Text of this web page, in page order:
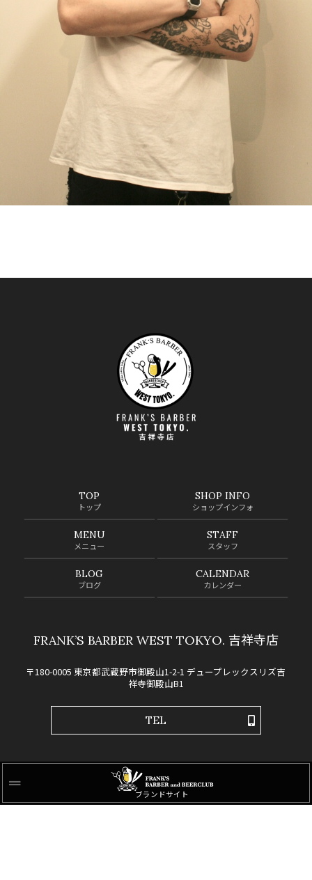
ブランドサイト
TOP
トップ
SHOP INFO
ショップインフォ
MENU
メニュー
STAFF
スタッフ
BLOG
ブログ
CALENDAR
カレンダー
FRANK’S BARBER WEST TOKYO. 吉祥寺店
〒180-0005 東京都武蔵野市御殿山1-2-1 デュープレックスリズ吉
祥寺御殿山B1
TEL